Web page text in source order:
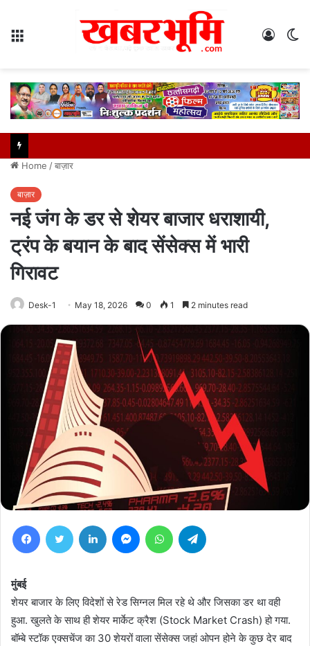
Log
Home /बाज़ार
बाज़ार
नई जंग के डर से शेयर बाजार धराशायी,
ट्रंप के बयान के बाद सेंसेक्स में भारी
गिरावट
Desk-1 May 18, 2026 0 1 2 minutes read
FacebookTwitter LinkedIn MessengerWhatsApp
मुंबई
शेयर बाजार के लिए विदेशों से रेड सिग्नल मिल रहे थे और जिसका डर था वही
हुआ. खुलते के साथ ही शेयर मार्केट क्रैश (Stock Market Crash) हो गया.
बॉम्बे स्टॉक एक्सचेंज का 30 शेयरों वाला सेंसेक्स जहां ओपन होने के कुछ देर बाद